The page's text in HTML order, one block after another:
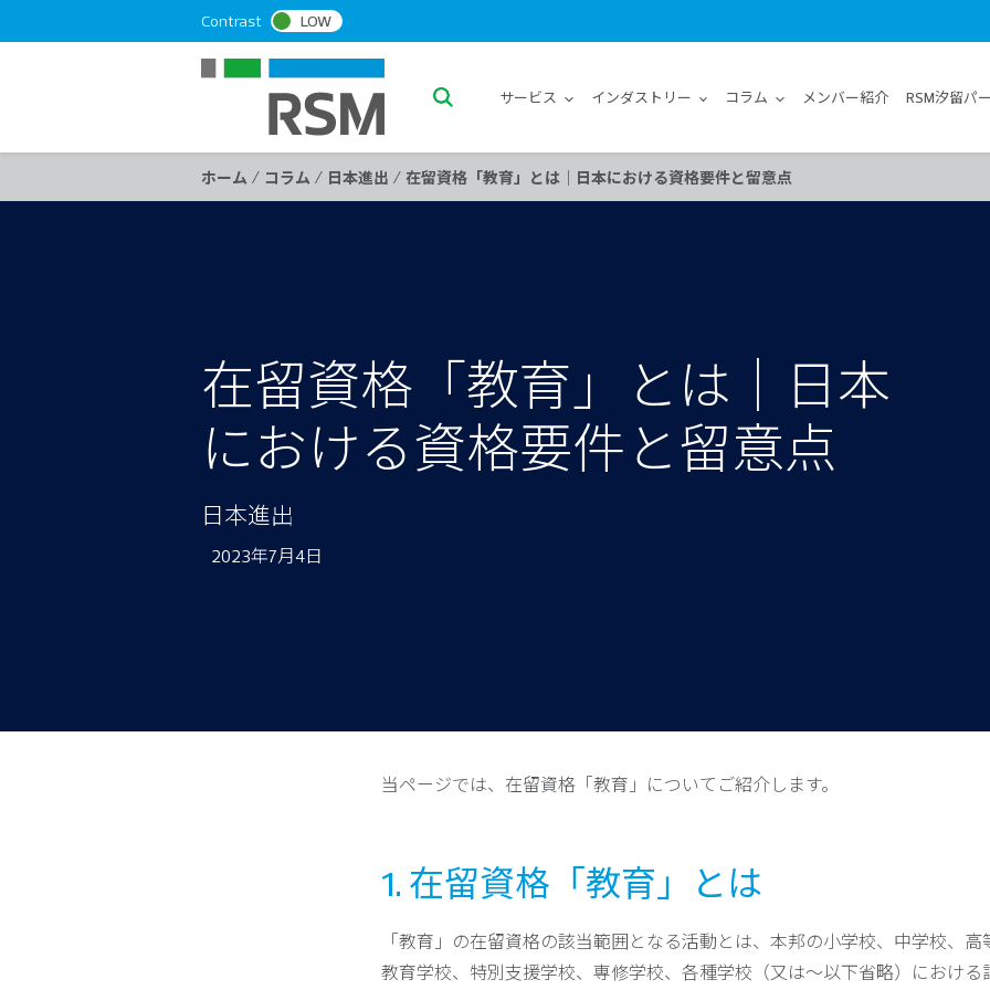
k
o
Contrast LOW
S
a
r
サービス インダストリー コラム メンバー紹介 RSM汐留パ
ホーム / コラム / 日本進出 / 在留資格「教育」とは｜日本における資格要件と留意点
在留資格「教育」とは｜日本
における資格要件と留意点
日本進出
2023年7月4日
当ページでは、在留資格「教育」についてご紹介します。
1. 在留資格「教育」とは
「教育」の在留資格の該当範囲となる活動とは、本邦の小学校、中学校、高
教育学校、特別支援学校、専修学校、各種学校（又は～以下省略）における